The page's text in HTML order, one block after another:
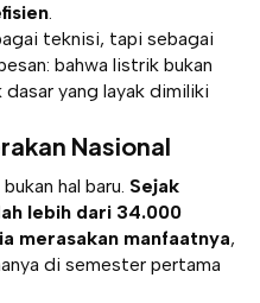
.
teknisi, tapi sebagai
bahwa listrik bukan
yang layak dimiliki
Nasional
hal baru. Sejak
lebih dari 34.000
merasakan manfaatnya,
di semester pertama